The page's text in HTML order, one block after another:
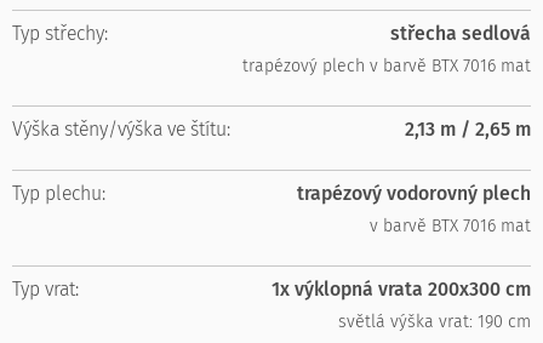
Typ střechy: střecha sedlová
trapézový plech v barvě BTX 7016 mat
Výška stěny/výška ve štítu: 2,13 m / 2,65 m
Typ plechu: trapézový vodorovný plech
v barvě BTX 7016 mat
Typ vrat: 1x výklopná vrata 200x300 cm
světlá výška vrat: 190 cm